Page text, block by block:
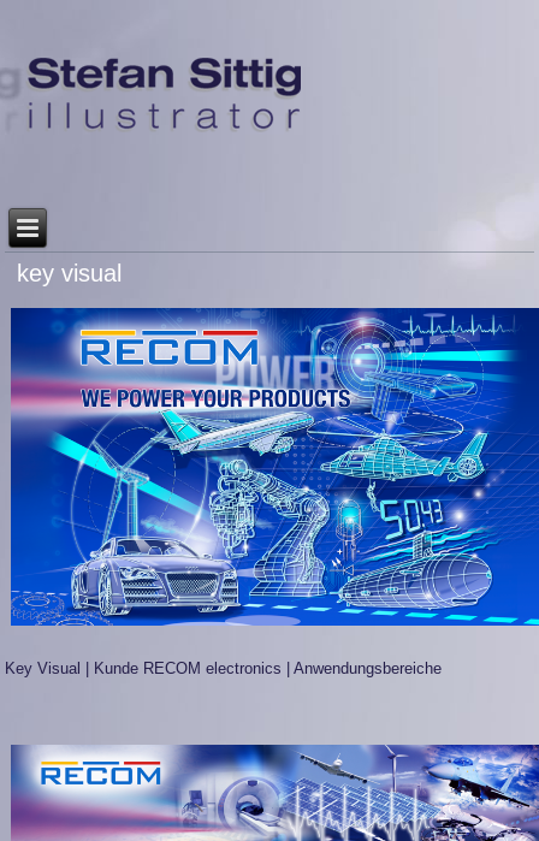
key visual
Key Visual | Kunde RECOM electronics | Anwendungsbereiche